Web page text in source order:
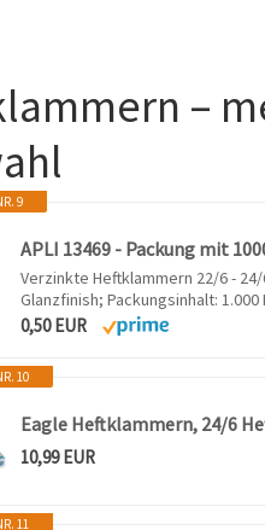
–
9
Verzinkte Heftklammern 22/6 -
Glanzfinish; Packungsinhalt: 1.000
0,50 EUR
10
10,99 EUR
11